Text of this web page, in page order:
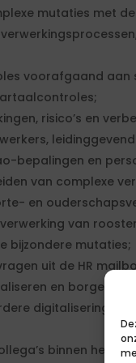
mutaties met
voorafgaand aan
risico’s en
bepalingen en
van complexe
en
van
bijzondere mutaties;
uit de HR
en borgen
digitalisering en
binnen het